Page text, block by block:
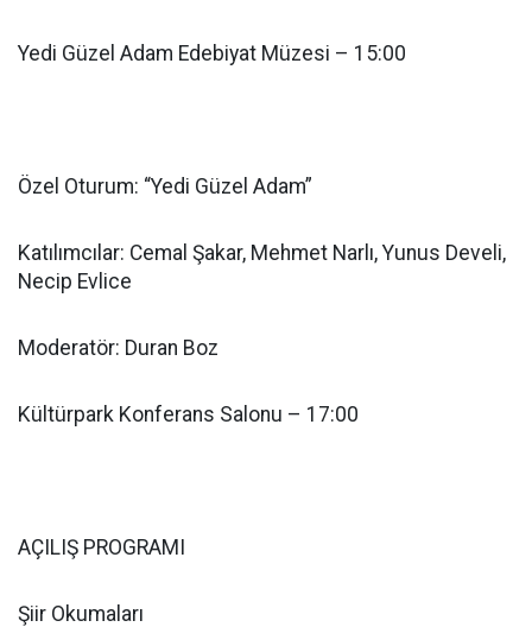
Yedi Güzel Adam Edebiyat Müzesi – 15:00
Özel Oturum: “Yedi Güzel Adam”
Katılımcılar: Cemal Şakar, Mehmet Narlı, Yunus Develi,
Necip Evlice
Moderatör: Duran Boz
Kültürpark Konferans Salonu – 17:00
AÇILIŞ PROGRAMI
Şiir Okumaları